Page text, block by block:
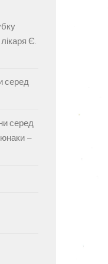
Є.
серед
серед
–